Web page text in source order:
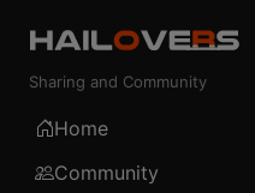
Sharing and Community
Home
Community